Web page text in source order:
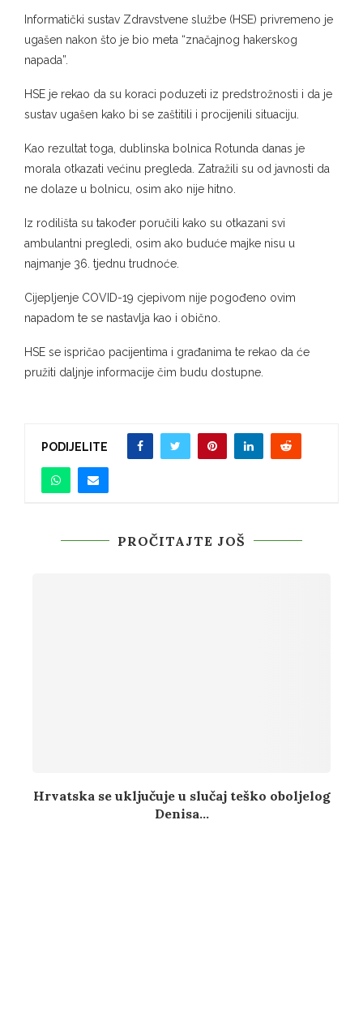
Informatički sustav Zdravstvene službe (HSE) privremeno je
ugašen nakon što je bio meta “značajnog hakerskog
napada”.
HSE je rekao da su koraci poduzeti iz predstrožnosti i da je
sustav ugašen kako bi se zaštitili i procijenili situaciju.
Kao rezultat toga, dublinska bolnica Rotunda danas je
morala otkazati većinu pregleda. Zatražili su od javnosti da
ne dolaze u bolnicu, osim ako nije hitno.
Iz rodilišta su također poručili kako su otkazani svi
ambulantni pregledi, osim ako buduće majke nisu u
najmanje 36. tjednu trudnoće.
Cijepljenje COVID-19 cjepivom nije pogođeno ovim
napadom te se nastavlja kao i obično.
HSE se ispričao pacijentima i građanima te rekao da će
pružiti daljnje informacije čim budu dostupne.
PODIJELITE
PROČITAJTE JOŠ
Hrvatska se uključuje u slučaj teško oboljelog
Denisa...